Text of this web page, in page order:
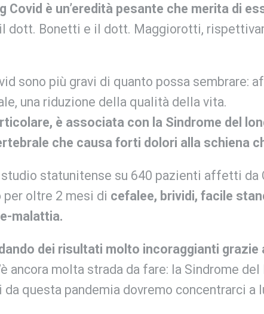
Covid è un’eredità pesante che merita di
dott. Bonetti e il dott. Maggiorotti,
sono più gravi di quanto possa
una riduzione della qualità della vita.
è associata con la Sindrome del
che causa forti dolori alla schiena
studio statunitense su 640 pazienti affetti da
oltre 2 mesi di cefalee, brividi, facile
malattia.
dei risultati molto incoraggianti
ancora molta strada da fare: la Sindrome
questa pandemia dovremo concentrarci a